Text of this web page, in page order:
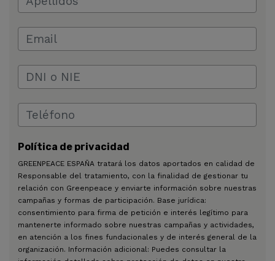
Política de privacidad
GREENPEACE ESPAÑA tratará los datos aportados en calidad de
Responsable del tratamiento, con la finalidad de gestionar tu
relación con Greenpeace y enviarte información sobre nuestras
campañas y formas de participación. Base jurídica:
consentimiento para firma de petición e interés legítimo para
mantenerte informado sobre nuestras campañas y actividades,
en atención a los fines fundacionales y de interés general de la
organización. Información adicional: Puedes consultar la